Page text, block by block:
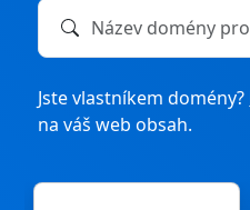
Název domény k
Jste vlastníkem domény?
na váš web obsah.